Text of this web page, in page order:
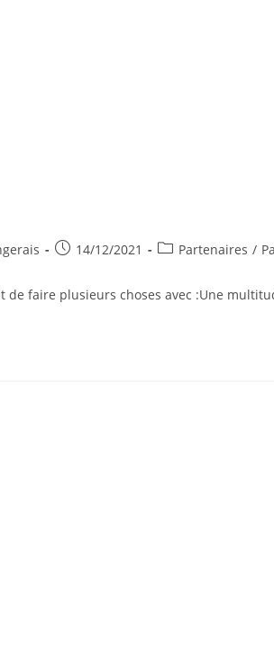
Publication
14/12/2021
PostPartenaires /
de faire plusieurs choses avec :Une